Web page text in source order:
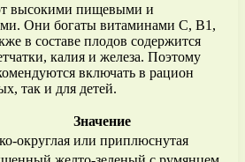
высокими пищевыми и
Они богаты витаминами С, В1,
в составе плодов содержится
калия и железа. Поэтому
включать в рацион
так и для детей.
Значение
округлая или приплюснутая